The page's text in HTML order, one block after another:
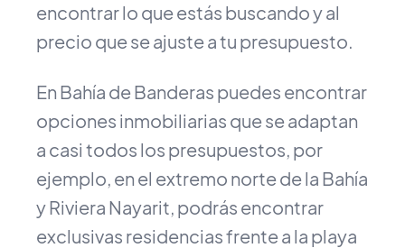
encontrar lo que estás buscando y al
precio que se ajuste a tu presupuesto.
En Bahía de Banderas puedes encontrar
opciones inmobiliarias que se adaptan
a casi todos los presupuestos, por
ejemplo, en el extremo norte de la Bahía
y Riviera Nayarit, podrás encontrar
exclusivas residencias frente a la playa